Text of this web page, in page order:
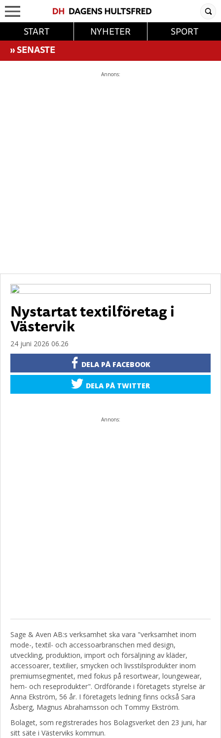
START NYHETER
SPORT
»SENASTE
Annons:
Nystartat textilföretag i
Västervik
24 juni 2026 06.26
DELA PÅ FACEBOOK
DELA PÅ TWITTER
Annons:
Sage & Aven AB:s verksamhet ska vara "verksamhet inom
mode-, textil- och accessoarbranschen med design,
utveckling, produktion, import och försäljning av kläder,
accessoarer, textilier, smycken och livsstilsprodukter inom
premiumsegmentet, med fokus på resortwear, loungewear,
hem- och reseprodukter". Ordförande i företagets styrelse är
Anna Ekström, 56 år. I företagets ledning finns också Sara
Åsberg, Magnus Abrahamsson och Tommy Ekström.
Bolaget, som registrerades hos Bolagsverket den 23 juni, har
sitt säte i Västerviks kommun.